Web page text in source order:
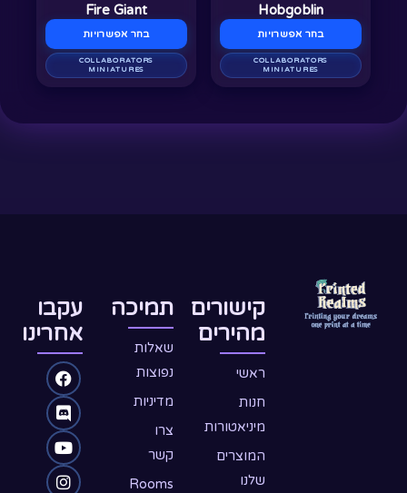
Hobgoblin
בחר אפשרויותהאפשרויות
בעמודCOLLABORATORS
MINIATURES
Fire Giant
בחר אפשרויותהאפשרויות
בעמודCOLLABORATORS
MINIATURES
קישורים
מהירים
ראשי
חנות
מיניאטורות
המוצרים
שלנו
תמיכה
שאלות
נפוצות
מדיניות
צרו
קשר
Rooms
עקבו
אחרינו
F
a
c
e
b
D
i
s
c
o
Y
o
u
t
u
I
n
s
t
a
W
h
a
t
s